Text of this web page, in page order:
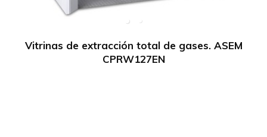
Vitrinas de extracción total de gases. ASEM
CPRW127EN